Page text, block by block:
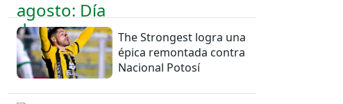
The Strongest logra una
épica remontada contra
Nacional Potosí